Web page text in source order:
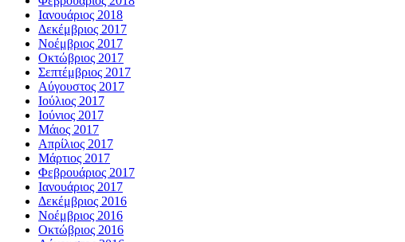
Ιανουάριος 2018
Δεκέμβριος 2017
Νοέμβριος 2017
Οκτώβριος 2017
Σεπτέμβριος 2017
Αύγουστος 2017
Ιούλιος 2017
Ιούνιος 2017
Μάιος 2017
Απρίλιος 2017
Μάρτιος 2017
Φεβρουάριος 2017
Ιανουάριος 2017
Δεκέμβριος 2016
Νοέμβριος 2016
Οκτώβριος 2016